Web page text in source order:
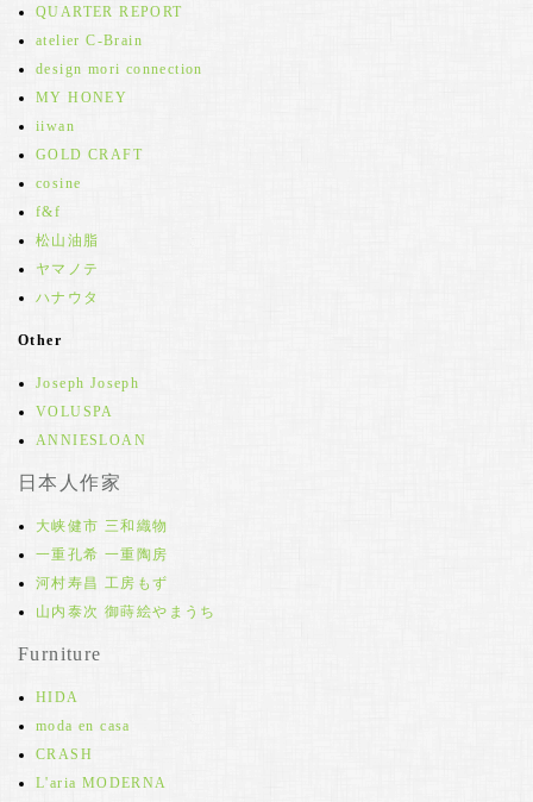
QUARTER REPORT
atelier C-Brain
design mori connection
MY HONEY
iiwan
GOLD CRAFT
cosine
f&f
松山油脂
ヤマノテ
ハナウタ
Other
Joseph Joseph
VOLUSPA
ANNIESLOAN
日本人作家
大峡健市 三和織物
一重孔希 一重陶房
河村寿昌 工房もず
山内泰次 御蒔絵やまうち
Furniture
HIDA
moda en casa
CRASH
L'aria MODERNA